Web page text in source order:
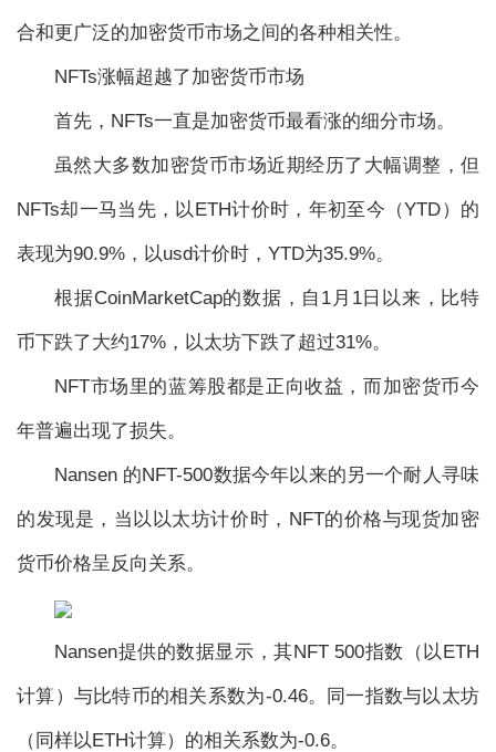
合和更广泛的加密货币市场之间的各种相关性。
NFTs涨幅超越了加密货币市场
首先，NFTs一直是加密货币最看涨的细分市场。
虽然大多数加密货币市场近期经历了大幅调整，但
NFTs却一马当先，以ETH计价时，年初至今（YTD）的
表现为90.9%，以usd计价时，YTD为35.9%。
根据CoinMarketCap的数据，自1月1日以来，比特
币下跌了大约17%，以太坊下跌了超过31%。
NFT市场里的蓝筹股都是正向收益，而加密货币今
年普遍出现了损失。
Nansen 的NFT-500数据今年以来的另一个耐人寻味
的发现是，当以以太坊计价时，NFT的价格与现货加密
货币价格呈反向关系。
Nansen提供的数据显示，其NFT 500指数（以ETH
计算）与比特币的相关系数为-0.46。同一指数与以太坊
（同样以ETH计算）的相关系数为-0.6。